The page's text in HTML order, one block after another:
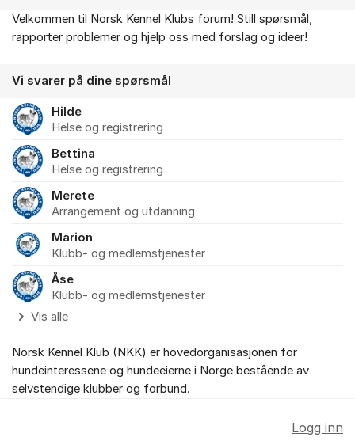
Om forumet
Velkommen til Norsk Kennel Klubs forum! Still spørsmål,
rapporter problemer og hjelp oss med forslag og ideer!
Vi svarer på dine spørsmål
Hilde
Helse og registrering
Bettina
Helse og registrering
Merete
Arrangement og utdanning
Marion
Klubb- og medlemstjenester
Åse
Klubb- og medlemstjenester
Vis alle
Norsk Kennel Klub (NKK) er hovedorganisasjonen for
hundeinteressene og hundeeierne i Norge bestående av
selvstendige klubber og forbund.
Logg inn